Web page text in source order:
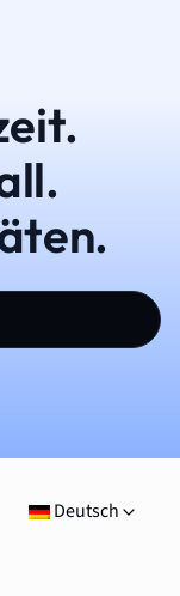
Deutsch